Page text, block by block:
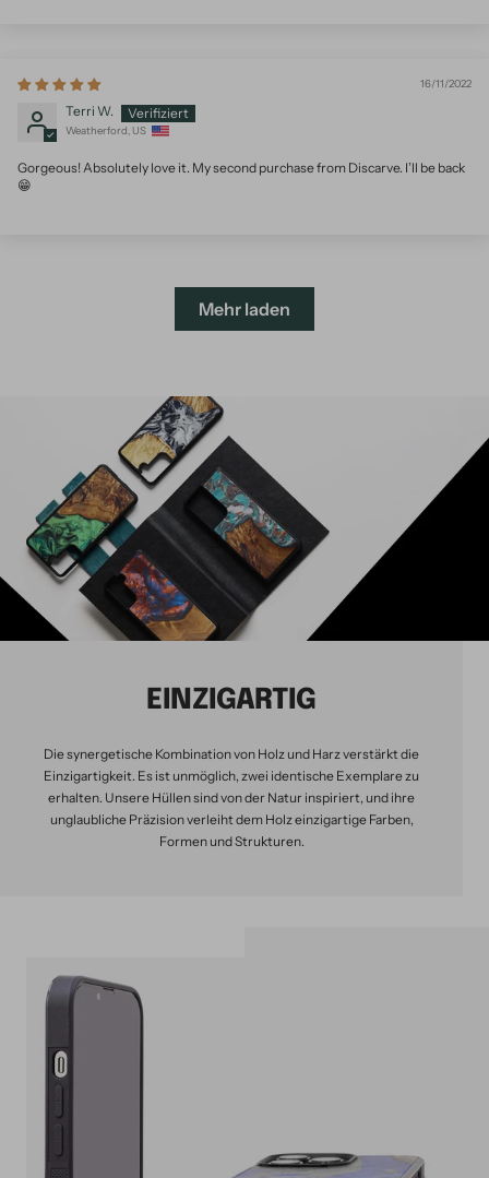
16/11/2022
Terri W.
Weatherford, US
Gorgeous! Absolutely love it. My second purchase from Discarve. I’ll be back
😁
Mehr laden
EINZIGARTIG
Die synergetische Kombination von Holz und Harz verstärkt die
Einzigartigkeit. Es ist unmöglich, zwei identische Exemplare zu
erhalten. Unsere Hüllen sind von der Natur inspiriert, und ihre
unglaubliche Präzision verleiht dem Holz einzigartige Farben,
Formen und Strukturen.